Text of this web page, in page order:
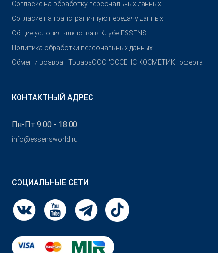
Согласие на обработку персональных данных
Согласие на трансграничную передачу данных
Общие условия членства в Клубе ESSENS
Политика обработки персональных данных
Обмен и возврат ТовараOOO "ЭССЕНС КОСМЕТИК" оферта
КОНТАКТНЫЙ АДРЕС
Пн-Пт 9:00 - 18:00
info@essensworld.ru
СОЦИАЛЬНЫЕ СЕТИ